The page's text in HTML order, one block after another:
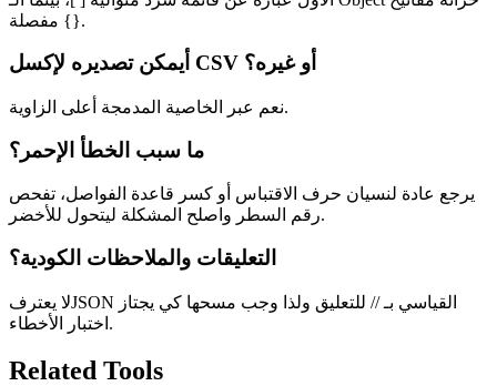
مفصلة {}.
أيمكن تصديره لإكسل CSV أو غيره؟
نعم عبر الخاصية المدمجة أعلى الزاوية.
ما سبب الخطأ الإحمر؟
يرجع عادة لنسيان حرف الاقتباس أو كسر قاعدة الفواصل، تفحص
رقم السطر واصلح المشكلة ليتحول للأخضر.
التعليقات والملاحظات الكودية؟
لا يعترفJSON القياسي بـ // للتعليق ولذا وجب مسحها كي يجتاز
اختبار الأخطاء.
Related Tools